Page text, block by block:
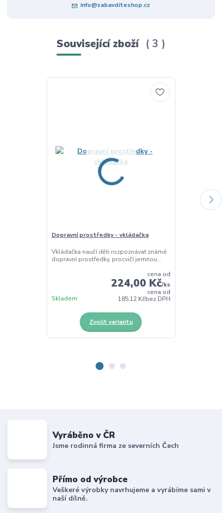
info@zabavditeshop.cz
Související zboží 3
Dopravní prostředky - vkládačka
Vkládačka naučí děti rozpoznávat známé
dopravní prostředky, procvičí jemnou...
cena od
224,00 Kč/ks
cena od
185,12 Kčbez DPH
Skladem
Zvolit variantu
Vyráběno v ČR
Jsme rodinná firma ze severních Čech
Přímo od výrobce
Veškeré výrobky navrhujeme a vyrábíme sami v
naší dílně.